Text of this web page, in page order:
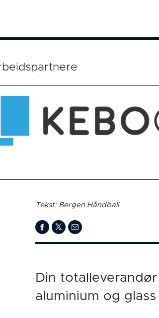
Tekst: Bergen Håndball
Din
aluminium og glass